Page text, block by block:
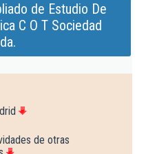
de Estudio De
C O T Sociedad
de otras